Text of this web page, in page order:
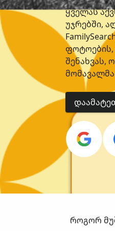
ყველას
უჯრებში,
ფოტოების,
შენახვას,
ᲠᲝᲒᲝᲠ